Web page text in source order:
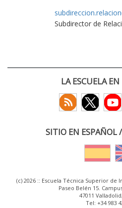
Subdirector de
LA ESCUELA EN
SITIO EN ESPAÑOL
(c) 2026 :: Escuela Técnica Superior
Paseo Belén 15.
47011
Tel: +34 983